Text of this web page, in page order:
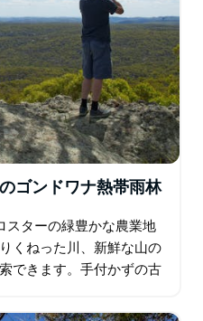
ゴンドワナ熱帯雨林
スターの緑豊かな農業地
くねった川、新鮮な山の
できます。手付かずの古
は…